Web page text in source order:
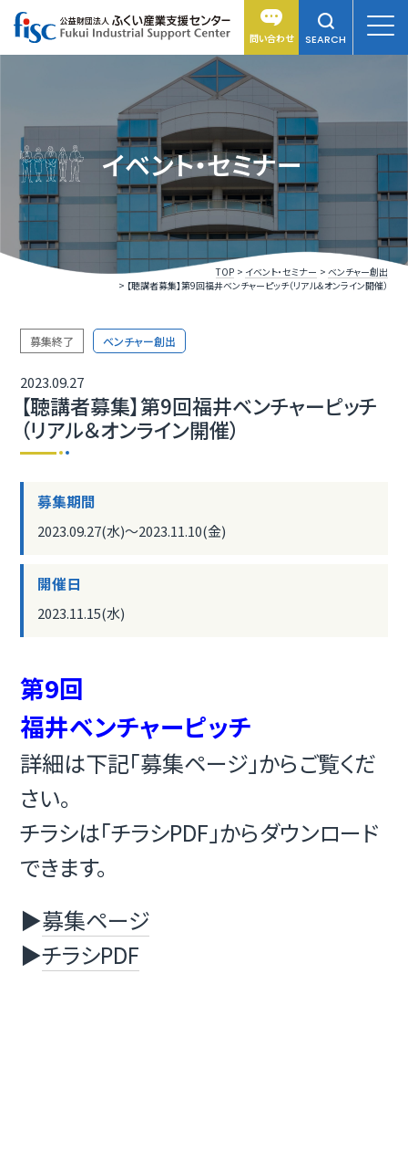
問い合わせ SEARCH
イベント・セミナー
TOP イベント・セミナー
ベンチャー創出
【聴講者募集】第9回福井ベンチャーピッチ（リアル＆オンライン開催）
募集終了 ベンチャー創出
2023.09.27
【聴講者募集】第9回福井ベンチャーピッチ
（リアル＆オンライン開催）
募集期間
2023.09.27(水)〜2023.11.10(金)
開催日
2023.11.15(水)
第9回
福井ベンチャーピッチ
詳細は下記「募集ページ」からご覧くだ
さい。
チラシは「チラシPDF」からダウンロード
できます。
▶募集ページ
▶チラシPDF